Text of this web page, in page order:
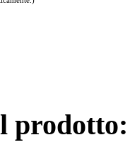
prodotto: